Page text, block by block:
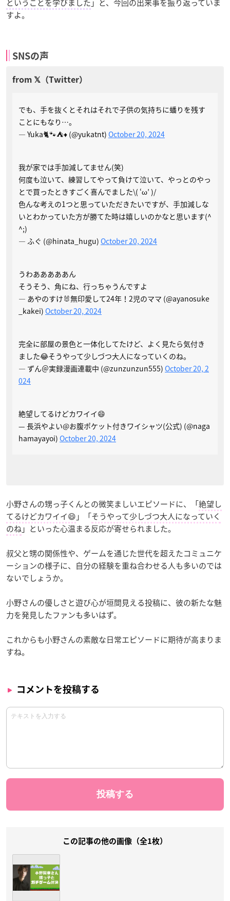
ということを学びました 」と、今回の出来事を振り返っていま
すよ。
SNSの声
でも、手を抜くとそれはそれで子供の気持ちに蟠りを残す
ことにもなり…。
— Yuka🐈🐾⛺️♦️ (@yukatnt) October 20, 2024
我が家では手加減してません(笑)
何度も泣いて、練習してやって負けて泣いて、やっとのやっ
とで買ったときすごく喜んでました\( ‘ω’ )/
色んな考えの1つと思っていただきたいですが、手加減しな
いとわかっていた方が勝てた時は嬉しいのかなと思います(^
^;)
— ふぐ (@hinata_hugu) October 20, 2024
うわあああああん
そうそう、角にね、行っちゃうんですよ
— あやのすけ🐰無印愛して24年！2児のママ (@ayanosuke
_kakei) October 20, 2024
完全に部屋の景色と一体化してたけど、よく見たら気付き
ました😂そうやって少しづつ大人になっていくのね。
— ずん＠実録漫画連載中 (@zunzunzun555) October 20, 2
024
絶望してるけどカワイイ😄
— 長浜やよい@お腹ポケット付きワイシャツ(公式) (@naga
hamayayoi) October 20, 2024
小野さんの甥っ子くんとの微笑ましいエピソードに、「絶望し
てるけどカワイイ😄 」「そうやって少しづつ大人になっていく
のね」といった心温まる反応が寄せられました。
叔父と甥の関係性や、ゲームを通じた世代を超えたコミュニケ
ーションの様子に、自分の経験を重ね合わせる人も多いのでは
ないでしょうか。
小野さんの優しさと遊び心が垣間見える投稿に、彼の新たな魅
力を発見したファンも多いはず。
これからも小野さんの素敵な日常エピソードに期待が高まりま
すね。
コメントを投稿する
この記事の他の画像（全1枚）